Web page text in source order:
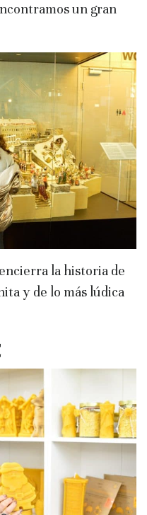
un gran
la historia de
y de lo más lúdica